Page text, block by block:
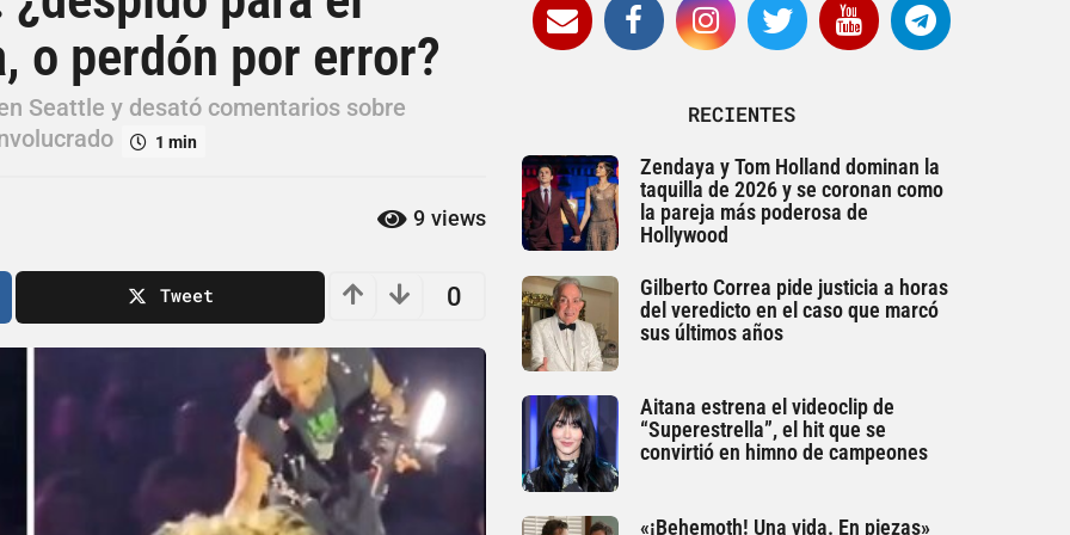
o perdón por error?
Seattle y desató comentarios sobre
1 min
9 views
0
Tweet
RECIENTES
Zendaya y Tom Holland dominan la
taquilla de 2026 y se coronan como
la pareja más poderosa de
Hollywood
Gilberto Correa pide justicia a horas
del veredicto en el caso que marcó
sus últimos años
Aitana estrena el videoclip de
“Superestrella”, el hit que se
convirtió en himno de campeones
«¡Behemoth! Una vida. En piezas»